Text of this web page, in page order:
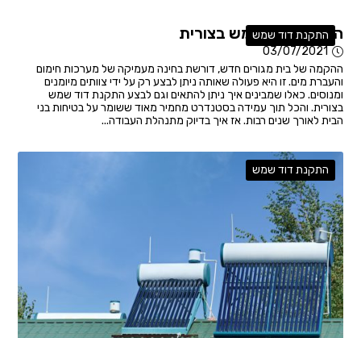
התקנת דוד שמש
התקנת דוד שמש בצורית
03/07/2021
ההקמה של בית מגורים חדש, דורשת בחינה מעמיקה של מערכות חימום
והעברת מים. זו היא פעולה שאותה ניתן לבצע רק על ידי צוותים מיומנים
ומנוסים. כאלו שמבינים איך ניתן להתאים וגם לבצע התקנת דוד שמש
בצורית. והכל תוך עמידה בסטנדרט מחמיר מאוד ששומר על בטיחות בני
הבית לאורך שנים רבות. אז איך בדיוק מתנהלת העבודה...
התקנת דוד שמש